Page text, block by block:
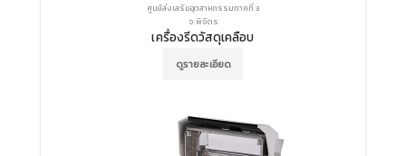
ศูนย์ส่งเสริมอุตสาหกรรมภาคที่ 3
จ.พิจิตร
เครื่องรีดวัสดุเคลือบ
ดูรายละเอียด